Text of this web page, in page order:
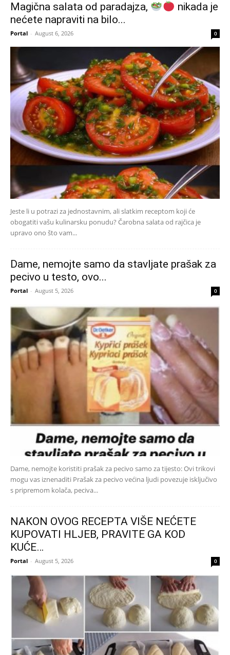
Magična salata od paradajza,
nikada je
nećete napraviti na bilo...
Portal - August 6, 2026 0
Jeste li u potrazi za jednostavnim, ali slatkim receptom koji će
obogatiti vašu kulinarsku ponudu? Čarobna salata od rajčica je
upravo ono što vam...
Dame, nemojte samo da stavljate prašak za
pecivo u testo, ovo...
Portal - August 5, 2026 0
Dame, nemojte koristiti prašak za pecivo samo za tijesto: Ovi trikovi
mogu vas iznenaditi Prašak za pecivo većina ljudi povezuje isključivo
s pripremom kolača, peciva...
NAKON OVOG RECEPTA VIŠE NEĆETE
KUPOVATI HLJEB, PRAVITE GA KOD
KUĆE…
Portal - August 5, 2026 0